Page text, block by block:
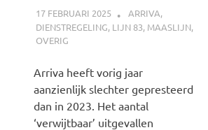
17 FEBRUARI 2025 SPOORZOEKER
ARRIVA,
DIENSTREGELING, LIJN 83, MAASLIJN,
OVERIG
Arriva heeft vorig jaar
aanzienlijk slechter gepresteerd
dan in 2023. Het aantal
‘verwijtbaar’ uitgevallen